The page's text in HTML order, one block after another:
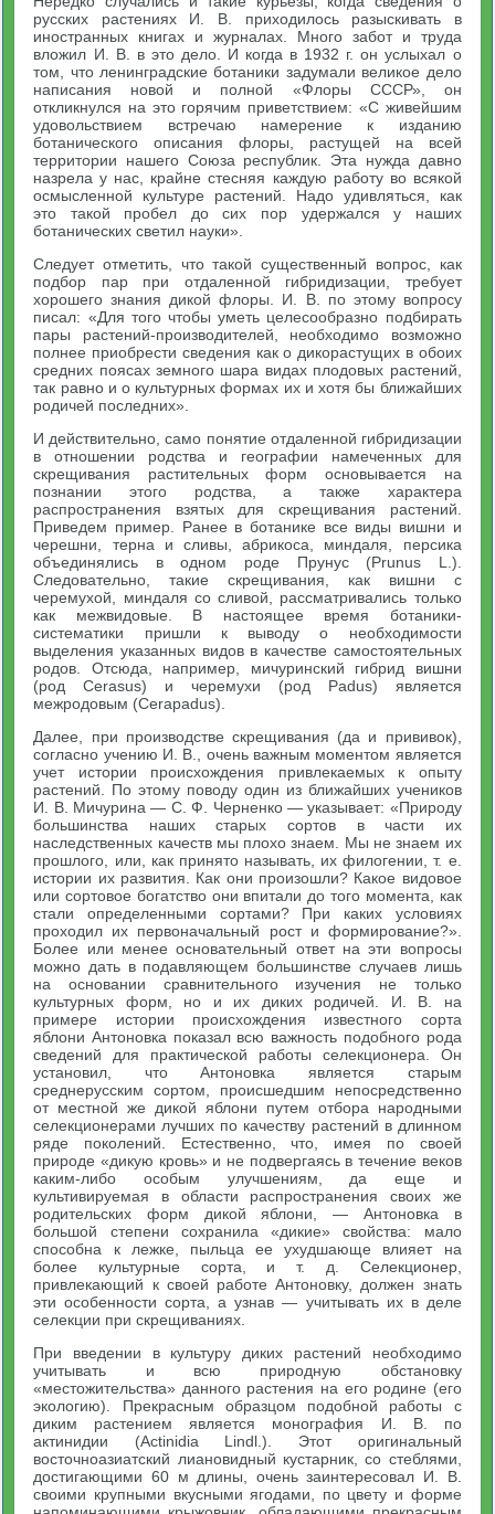
русских растениях И. В. приходилось разыскивать в
иностранных книгах и журналах. Много забот и труда
вложил И. В. в это дело. И когда в 1932 г. он услыхал о
том, что ленинградские ботаники задумали великое дело
написания новой и полной «Флоры СССР», он
откликнулся на это горячим приветствием: «С живейшим
удовольствием встречаю намерение к изданию
ботанического описания флоры, растущей на всей
территории нашего Союза республик. Эта нужда давно
назрела у нас, крайне стесняя каждую работу во всякой
осмысленной культуре растений. Надо удивляться, как
это такой пробел до сих пор удержался у наших
ботанических светил науки».
Следует отметить, что такой существенный вопрос, как
подбор пар при отдаленной гибридизации, требует
хорошего знания дикой флоры. И. В. по этому вопросу
писал: «Для того чтобы уметь целесообразно подбирать
пары растений-производителей, необходимо возможно
полнее приобрести сведения как о дикорастущих в обоих
средних поясах земного шара видах плодовых растений,
так равно и о культурных формах их и хотя бы ближайших
родичей последних».
И действительно, само понятие отдаленной гибридизации
в отношении родства и географии намеченных для
скрещивания растительных форм основывается на
познании этого родства, а также характера
распространения взятых для скрещивания растений.
Приведем пример. Ранее в ботанике все виды вишни и
черешни, терна и сливы, абрикоса, миндаля, персика
объединялись в одном роде Прунус (Prunus L.).
Следовательно, такие скрещивания, как вишни с
черемухой, миндаля со сливой, рассматривались только
как межвидовые. В настоящее время ботаники-
систематики пришли к выводу о необходимости
выделения указанных видов в качестве самостоятельных
родов. Отсюда, например, мичуринский гибрид вишни
(род Cerasus) и черемухи (род Padus) является
межродовым (Cerapadus).
Далее, при производстве скрещивания (да и прививок),
согласно учению И. В., очень важным моментом является
учет истории происхождения привлекаемых к опыту
растений. По этому поводу один из ближайших учеников
И. В. Мичурина — С. Ф. Черненко — указывает: «Природу
большинства наших старых сортов в части их
наследственных качеств мы плохо знаем. Мы не знаем их
прошлого, или, как принято называть, их филогении, т. е.
истории их развития. Как они произошли? Какое видовое
или сортовое богатство они впитали до того момента, как
стали определенными сортами? При каких условиях
проходил их первоначальный рост и формирование?».
Более или менее основательный ответ на эти вопросы
можно дать в подавляющем большинстве случаев лишь
на основании сравнительного изучения не только
культурных форм, но и их диких родичей. И. В. на
примере истории происхождения известного сорта
яблони Антоновка показал всю важность подобного рода
сведений для практической работы селекционера. Он
установил, что Антоновка является старым
среднерусским сортом, происшедшим непосредственно
от местной же дикой яблони путем отбора народными
селекционерами лучших по качеству растений в длинном
ряде поколений. Естественно, что, имея по своей
природе «дикую кровь» и не подвергаясь в течение веков
каким-либо особым улучшениям, да еще и
культивируемая в области распространения своих же
родительских форм дикой яблони, — Антоновка в
большой степени сохранила «дикие» свойства: мало
способна к лежке, пыльца ее ухудшающе влияет на
более культурные сорта, и т. д. Селекционер,
привлекающий к своей работе Антоновку, должен знать
эти особенности сорта, а узнав — учитывать их в деле
селекции при скрещиваниях.
При введении в культуру диких растений необходимо
учитывать и всю природную обстановку
«местожительства» данного растения на его родине (его
экологию). Прекрасным образцом подобной работы с
диким растением является монография И. В. по
актинидии (Actinidia Lindl.). Этот оригинальный
восточноазиатский лиановидный кустарник, со стеблями,
достигающими 60 м длины, очень заинтересовал И. В.
своими крупными вкусными ягодами, по цвету и форме